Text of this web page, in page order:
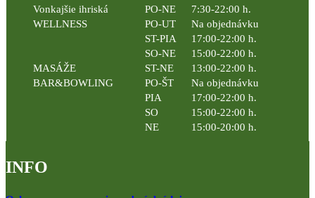
Vonkajšie ihriská
PO-NE
7:30-22:00 h.
WELLNESS
PO-UT
Na objednávku
ST-PIA
17:00-22:00 h.
SO-NE
15:00-22:00 h.
MASÁŽE
ST-NE
13:00-22:00 h.
BAR&BOWLING
PO-ŠT
Na objednávku
PIA
17:00-22:00 h.
SO
15:00-22:00 h.
NE
15:00-20:00 h.
INFO